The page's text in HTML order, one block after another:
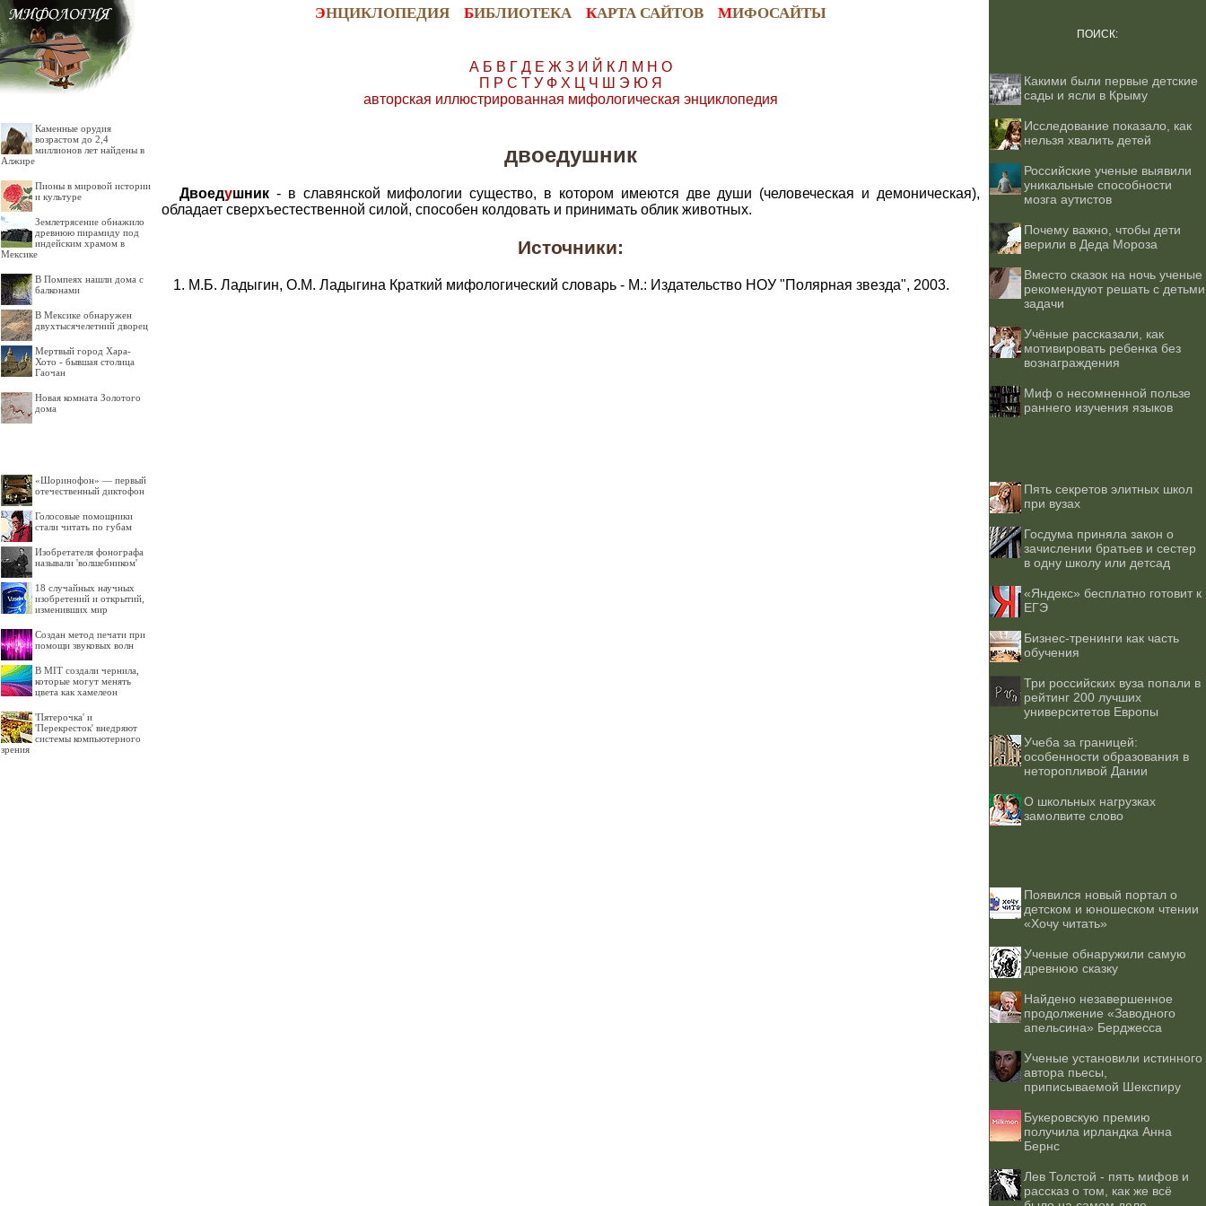
ЭНЦИКЛОПЕДИЯ БИБЛИОТЕКА КАРТА САЙТОВ МИФОСАЙТЫ
Каменные орудия
возрастом до 2,4
миллионов лет найдены в
Алжире
Пионы в мировой истории
и культуре
Землетрясение обнажило
древнюю пирамиду под
индейским храмом в
Мексике
В Помпеях нашли дома с
балконами
В Мексике обнаружен
двухтысячелетний дворец
Мертвый город Хара-
Хото - бывшая столица
Гаочан
Новая комната Золотого
дома
«Шоринофон» — первый
отечественный диктофон
Голосовые помощники
стали читать по губам
Изобретателя фонографа
называли 'волшебником'
18 случайных научных
изобретений и открытий,
изменивших мир
Создан метод печати при
помощи звуковых волн
В MIT создали чернила,
которые могут менять
цвета как хамелеон
'Пятерочка' и
'Перекресток' внедряют
системы компьютерного
зрения
А Б В Г Д Е Ж З И Й К Л М Н О
П Р С Т У Ф Х Ц Ч Ш Э Ю Я
авторская иллюстрированная мифологическая энциклопедия
двоедушник
Двоедушник - в славянской мифологии существо, в котором имеются две души (человеческая и демоническая),
обладает сверхъестественной силой, способен колдовать и принимать облик животных.
Источники:
М.Б. Ладыгин, О.М. Ладыгина Краткий мифологический словарь - М.: Издательство НОУ "Полярная звезда", 2003.
ПОИСК:
Какими были первые детские
сады и ясли в Крыму
Исследование показало, как
нельзя хвалить детей
Российские ученые выявили
уникальные способности
мозга аутистов
Почему важно, чтобы дети
верили в Деда Мороза
Вместо сказок на ночь ученые
рекомендуют решать с детьми
задачи
Учёные рассказали, как
мотивировать ребенка без
вознаграждения
Миф о несомненной пользе
раннего изучения языков
Пять секретов элитных школ
при вузах
Госдума приняла закон о
зачислении братьев и сестер
в одну школу или детсад
«Яндекс» бесплатно готовит к
ЕГЭ
Бизнес-тренинги как часть
обучения
Три российских вуза попали в
рейтинг 200 лучших
университетов Европы
Учеба за границей:
особенности образования в
неторопливой Дании
О школьных нагрузках
замолвите слово
Появился новый портал о
детском и юношеском чтении
«Хочу читать»
Ученые обнаружили самую
древнюю сказку
Найдено незавершенное
продолжение «Заводного
апельсина» Берджесса
Ученые установили истинного
автора пьесы,
приписываемой Шекспиру
Букеровскую премию
получила ирландка Анна
Бернс
Лев Толстой - пять мифов и
рассказ о том, как же всё